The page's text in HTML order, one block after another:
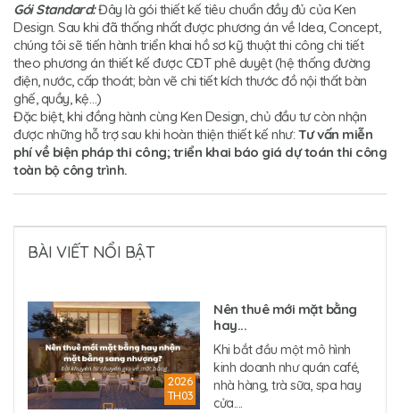
Gói Standard:Đây là gói thiết kế tiêu chuẩn đầy đủ của Ken
Design. Sau khi đã thống nhất được phương án về Idea, Concept,
chúng tôi sẽ tiến hành triển khai hồ sơ kỹ thuật thi công chi tiết
theo phương án thiết kế được CĐT phê duyệt (hệ thống đường
điện, nước, cấp thoát; bàn vẽ chi tiết kích thước đồ nội thất bàn
ghế, quầy, kệ…)
Đặc biệt, khi đồng hành cùng Ken Design, chủ đầu tư còn nhận
được những hỗ trợ sau khi hoàn thiện thiết kế như: Tư vấn miễn
phí về biện pháp thi công; triển khai báo giá dự toán thi công
toàn bộ công trình.
BÀI VIẾT NỔI BẬT
2026
TH03
Nên thuê mới mặt bằng
hay...
Khi bắt đầu một mô hình
kinh doanh như quán café,
nhà hàng, trà sữa, spa hay
cửa....